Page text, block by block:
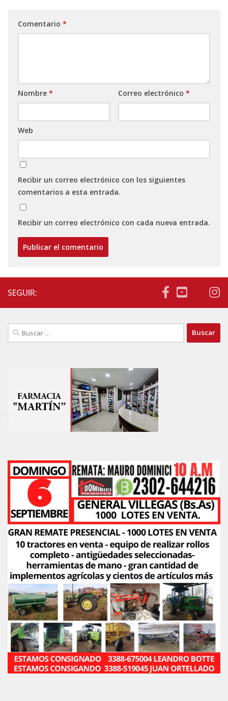
Comentario *
Nombre * Correo electrónico *
Web
Recibir un correo electrónico con los siguientes
comentarios a esta entrada.
Recibir un correo electrónico con cada nueva entrada.
SEGUIR:
Buscar: